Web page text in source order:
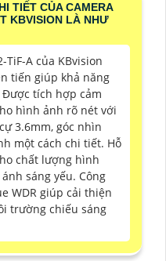
TIẾT CỦA CAMERA
KBVISION LÀ NHƯ
TiF-A của KBvision
tiến giúp khả năng
tích hợp cảm
hình ảnh rõ nét với
3.6mm, góc nhìn
một cách chi tiết. Hỗ
chất lượng hình
sáng yếu. Công
WDR giúp cải thiện
trường chiếu sáng